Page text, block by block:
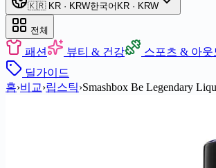
🇰🇷 KR · KRW한국어 KR · KRW
전체
패션 뷰티 & 건강
스포츠 & 아웃
딜가이드
홈›비교›립스틱›Smashbox Be Legendary